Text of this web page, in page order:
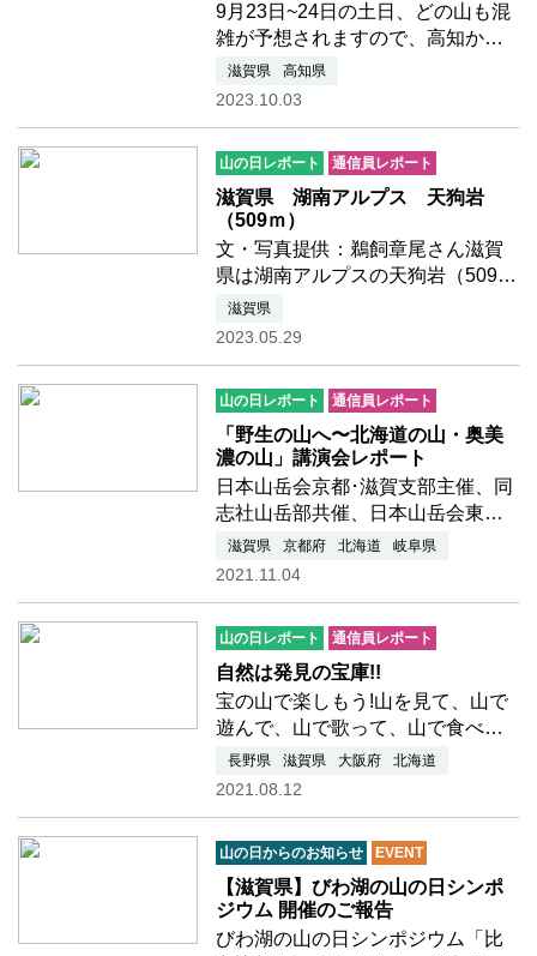
9月23日~24日の土日、どの山も混
雑が予想されますので、高知から
は比較的近距離で魅力的なふたつ
の山、滋賀県の比良山系最高峰
た。9月23日武奈ヶ岳(ぶながた…
つづきを読む
滋賀県 高知県
2023.10.03
山の日レポート 通信員レポート
滋賀県 湖南アルプス 天狗岩
（509ｍ）
文・写真提供：鵜飼章尾さん滋賀
県は湖南アルプスの天狗岩（509
ｍ）に行ってきました。もう何回
来たか分かりませんが、何回来て
賀県の山々がぐるりと見渡せま…
つづきを読む
滋賀県
2023.05.29
山の日レポート 通信員レポート
「野生の山へ〜北海道の山・奥美
濃の山」講演会レポート
日本山岳会京都･滋賀支部主催、同
志社山岳部共催、日本山岳会東海
支部協力の下、10月16日京都で開
催された講演会の投稿です。投稿
が増えてくることを願ってい…つ
づきを読む
滋賀県 京都府 北海道 岐阜県
2021.11.04
山の日レポート 通信員レポート
自然は発見の宝庫!!
宝の山で楽しもう!山を見て、山で
遊んで、山で歌って、山で食べ
て、山で笑う。 山で撮って、
山を描いて、山で書く。 山を
山を知る。 楽しみ方は無…
つづきを読む
長野県 滋賀県 大阪府 北海道
2021.08.12
山の日からのお知らせ EVENT
【滋賀県】びわ湖の山の日シンポ
ジウム 開催のご報告
びわ湖の山の日シンポジウム「比